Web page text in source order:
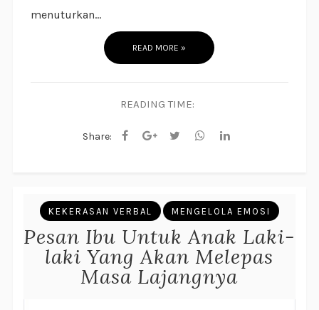
menuturkan...
READ MORE »
READING TIME:
Share:
KEKERASAN VERBAL MENGELOLA EMOSI
Pesan Ibu Untuk Anak Laki-
laki Yang Akan Melepas
Masa Lajangnya